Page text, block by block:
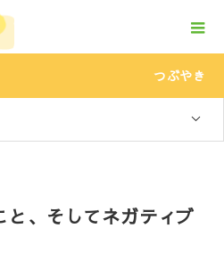
つぶやき
と、そしてネガティブ